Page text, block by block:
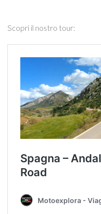
Scopri il nostro tour: